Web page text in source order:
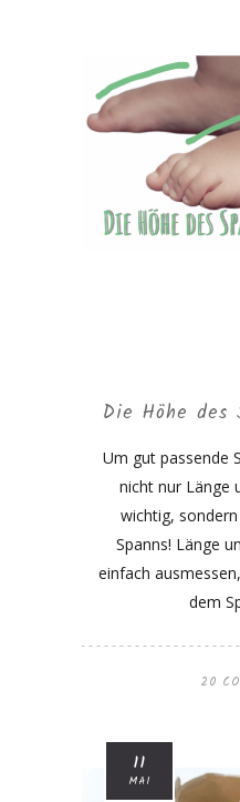
Die Höhe des
Um gut passende
nicht nur Länge
wichtig,
Spanns! Länge
einfach
dem
20
11
MAI